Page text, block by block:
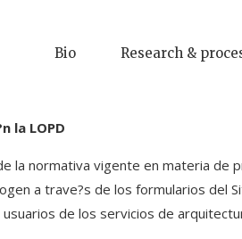
Bio Research &
la LOPD
la normativa vigente en materia de
a trave?s de los formularios del
de los servicios de